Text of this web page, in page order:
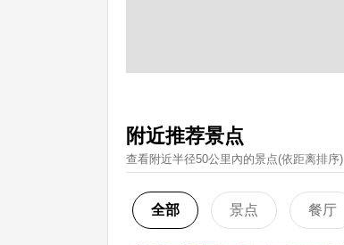
附近推荐景点
查看附近半径50公里內的景点(依距离排序)
全部 景点 餐厅